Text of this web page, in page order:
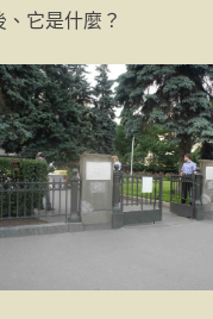
、它是什麼？